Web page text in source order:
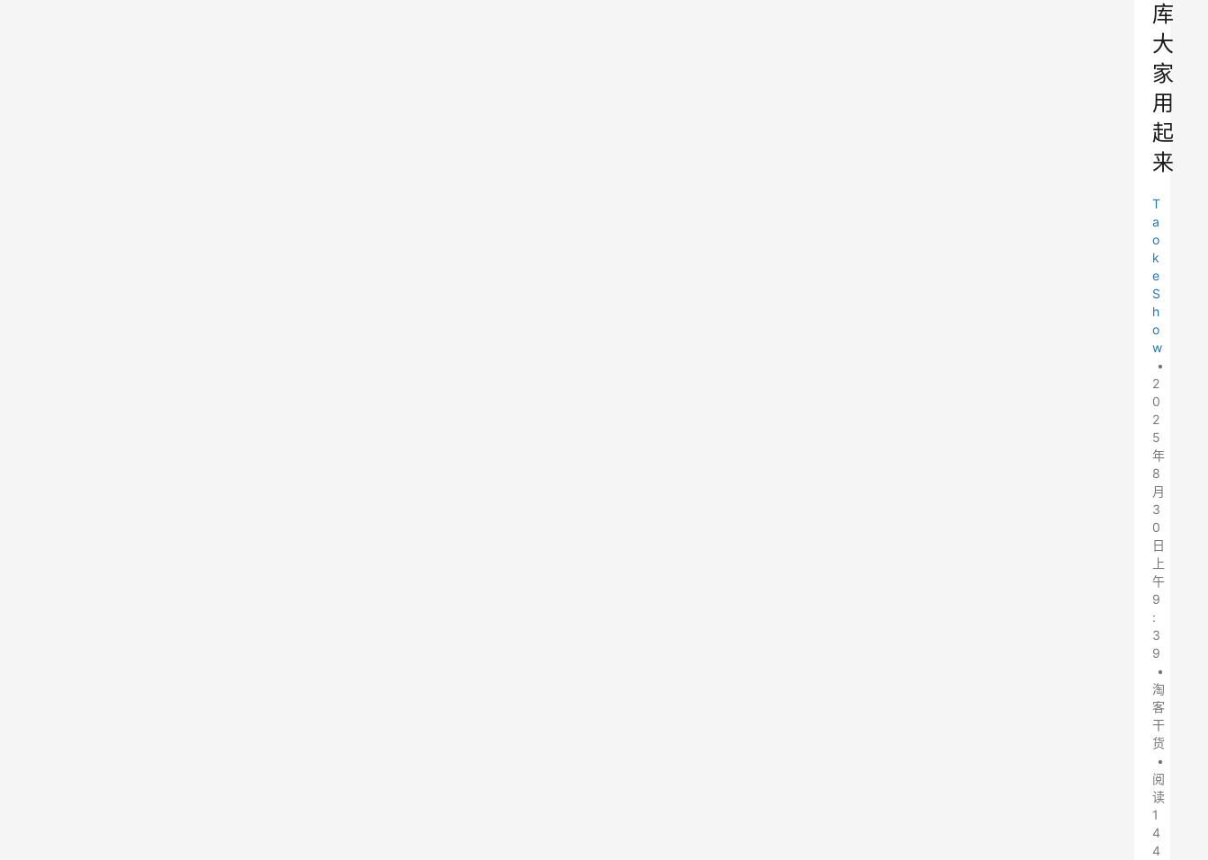
库
大
家
用
起
来
T
a
o
k
e
S
h
o
w
•
2
0
2
5
年
8
月
3
0
日
上
午
9
:
3
9
•
淘
客
干
货
•
阅
读
1
4
4